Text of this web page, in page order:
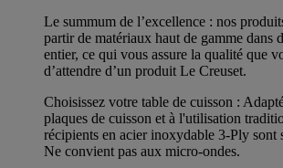
Le summum de l’excellence : nos
partir de matériaux haut de gamme dans
entier, ce qui vous assure la qualité que
d’attendre d’un produit Le Creuset.
Choisissez votre table de cuisson :
plaques de cuisson et à l'utilisation
récipients en acier inoxydable 3-Ply sont
Ne convient pas aux micro-ondes.